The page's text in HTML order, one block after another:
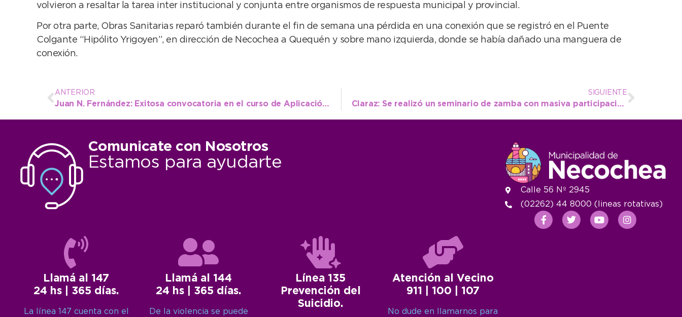
volvieron a resaltar la tarea inter institucional y conjunta entre organismos de respuesta municipal y provincial.
Por otra parte, Obras Sanitarias reparó también durante el fin de semana una pérdida en una conexión que se registró en el Puente
Colgante “Hipólito Yrigoyen”, en dirección de Necochea a Quequén y sobre mano izquierda, donde se había dañado una manguera de
conexión.
ANTERIOR
Juan N. Fernández: Exitosa convocatoria en el curso de Aplicación de Fitosanitarios
SIGUIENTE
Claraz: Se realizó un seminario de zamba con masiva participación regional
Comunicate con Nosotros
Estamos para ayudarte
Llamá al 147
24 hs | 365 días.
La línea 147 cuenta con el
Llamá al 144
24 hs | 365 días.
De la violencia se puede
Línea 135
Prevención del
Suicidio.
Atención al Vecino
911 | 100 | 107
No dude en llamarnos para
Calle 56 Nº 2945
(02262) 44 8000 (lineas rotativas)